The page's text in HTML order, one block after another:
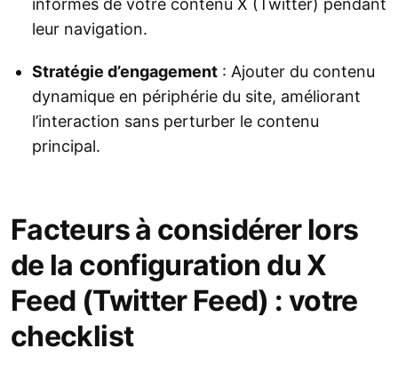
leur navigation.
Stratégie d’engagement : Ajouter du contenu
dynamique en périphérie du site, améliorant
l’interaction sans perturber le contenu
principal.
Facteurs à considérer lors
de la configuration du X
Feed (Twitter Feed) : votre
checklist